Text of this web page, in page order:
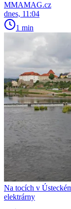
MMAMAG.cz
dnes, 11:04
1 min
Na tocích v
elektrárny